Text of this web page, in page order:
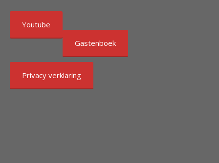
Youtube
Gastenboek
Privacy verklaring